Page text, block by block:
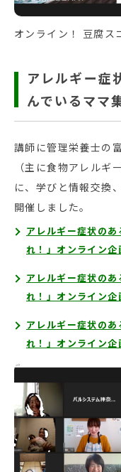
オンライン！ 豆腐
アレルギー症
んでいるママ
講師に管理栄養士の
（主に食物アレルギ
に、学びと情報交換
開催しました。
アレルギー症状の
れ！」オンライン
アレルギー症状の
れ！」オンライン
アレルギー症状の
れ！」オンライン